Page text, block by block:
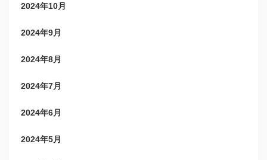
2024年10月
2024年9月
2024年8月
2024年7月
2024年6月
2024年5月